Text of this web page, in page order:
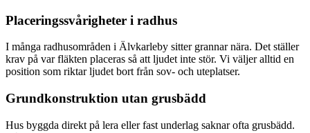
Placeringssvårigheter i radhus
I många radhusområden i Älvkarleby sitter grannar nära. Det ställer
krav på var fläkten placeras så att ljudet inte stör. Vi väljer alltid en
position som riktar ljudet bort från sov- och uteplatser.
Grundkonstruktion utan grusbädd
Hus byggda direkt på lera eller fast underlag saknar ofta grusbädd.